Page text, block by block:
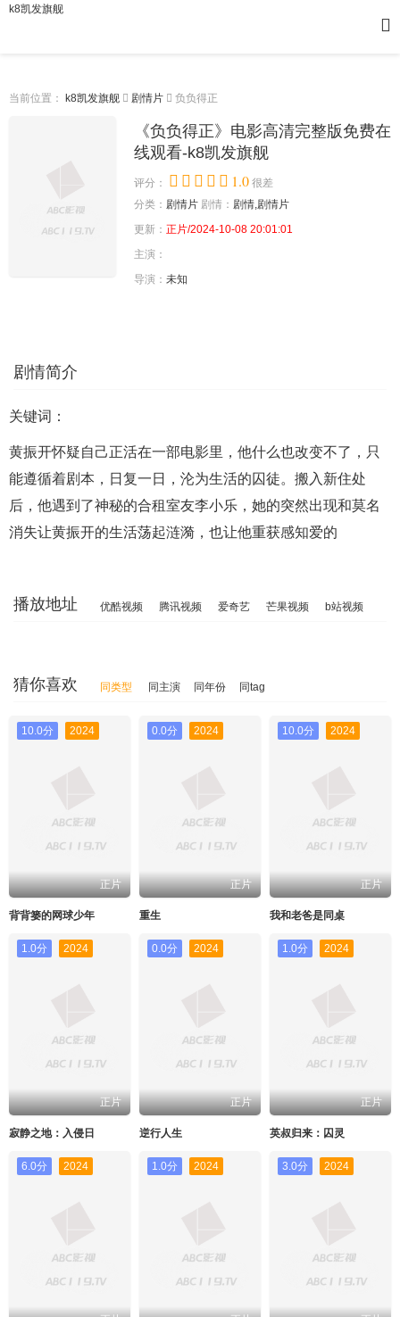
k8凯发旗舰
当前位置： k8凯发旗舰 剧情片 负负得正
《负负得正》电影高清完整版免费在
线观看-k8凯发旗舰
评分： 1.0 很差
分类： 剧情片 剧情： 剧情,剧情片
更新： 正片/2024-10-08 20:01:01
主演：
导演： 未知
剧情简介
关键词：
黄振开怀疑自己正活在一部电影里，他什么也改变不了，只
能遵循着剧本，日复一日，沦为生活的囚徒。搬入新住处
后，他遇到了神秘的合租室友李小乐，她的突然出现和莫名
消失让黄振开的生活荡起涟漪，也让他重获感知爱的
播放地址 优酷视频 腾讯视频 爱奇艺 芒果视频 b站视频
猜你喜欢 同类型 同主演 同年份 同tag
10.0分 2024
正片
背背篓的网球少年
0.0分 2024
正片
重生
10.0分 2024
正片
我和老爸是同桌
1.0分 2024
正片
寂静之地：入侵日
0.0分 2024
正片
逆行人生
1.0分 2024
正片
英叔归来：囚灵
6.0分 2024 1.0分 2024 3.0分 2024